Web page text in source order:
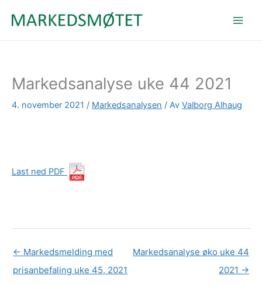
Markedsanalyse uke 44 2021
4. november 2021 / Markedsanalysen / Av Valborg Alhaug
Last ned PDF
← Markedsmelding med
prisanbefaling uke 45, 2021
Markedsanalyse øko uke 44
2021 →